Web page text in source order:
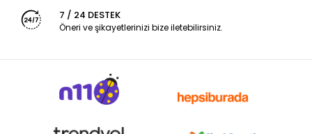
7 / 24 DESTEK
Öneri ve şikayetlerinizi bize iletebilirsiniz.